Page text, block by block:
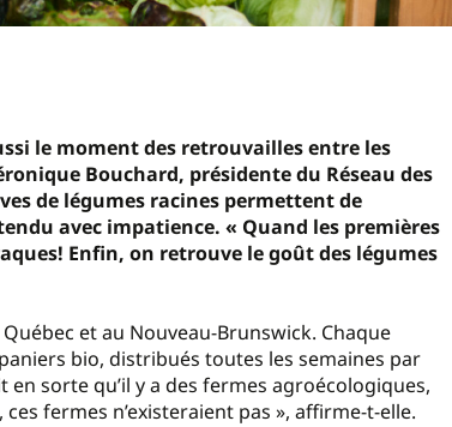
le moment des retrouvailles entre les
Bouchard, présidente du Réseau des
de légumes racines permettent de
avec impatience. « Quand les premières
Enfin, on retrouve le goût des légumes
et au Nouveau-Brunswick. Chaque
bio, distribués toutes les semaines par
en sorte qu’il y a des fermes agroécologiques,
fermes n’existeraient pas », affirme-t-elle.